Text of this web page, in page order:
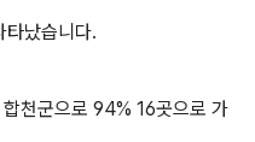
타났습니다.
천군으로 94% 16곳으로 가